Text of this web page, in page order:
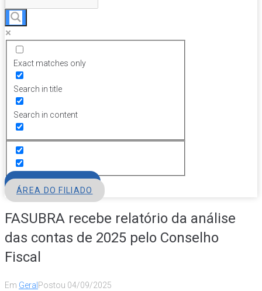
Exact matches only
Search in title
Search in content
ÁREA DO FILIADO
FASUBRA recebe relatório da análise
das contas de 2025 pelo Conselho
Fiscal
Em Geral Postou 04/09/2025